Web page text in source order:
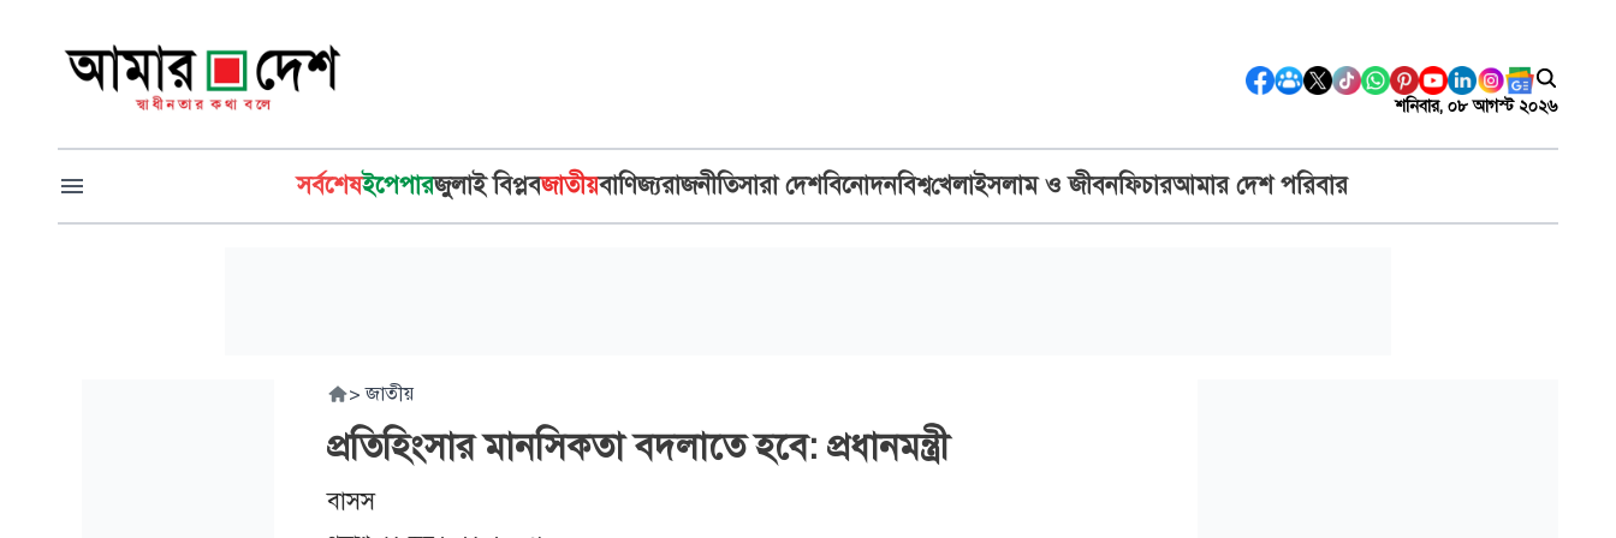
শনিবার, ০৮ আগস্ট ২০২৬
সর্বশেষইপেপারজুলাই বিপ্লবজাতীয়বাণিজ্যরাজনীতিসারা দেশবিনোদনবিশ্বখেলাইসলাম ও জীবনফিচারআমার দেশ পরিবার
> জাতীয়
প্রতিহিংসার মানসিকতা বদলাতে হবে: প্রধানমন্ত্রী
বাসস